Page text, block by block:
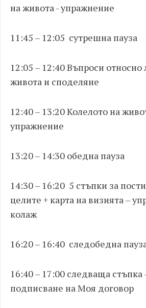
на живота - упражнение
11:45 – 12:05 сутрешна пауза
12:05 – 12:40 Въпроси относно
живота и споделяне
12:40 – 13:20 Колелото на
упражнение
13:20 – 14:30 обедна пауза
14:30 – 16:20 5 стъпки за
целите + карта на визията –
колаж
16:20 – 16:40 следобедна
16:40 – 17:00 следваща
подписване на Моя договор